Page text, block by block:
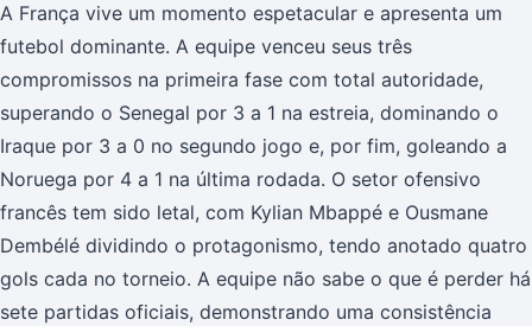
A França vive um momento espetacular e apresenta um
futebol dominante. A equipe venceu seus três
compromissos na primeira fase com total autoridade,
superando o Senegal por 3 a 1 na estreia, dominando o
Iraque por 3 a 0 no segundo jogo e, por fim, goleando a
Noruega por 4 a 1 na última rodada. O setor ofensivo
francês tem sido letal, com Kylian Mbappé e Ousmane
Dembélé dividindo o protagonismo, tendo anotado quatro
gols cada no torneio. A equipe não sabe o que é perder há
sete partidas oficiais, demonstrando uma consistência